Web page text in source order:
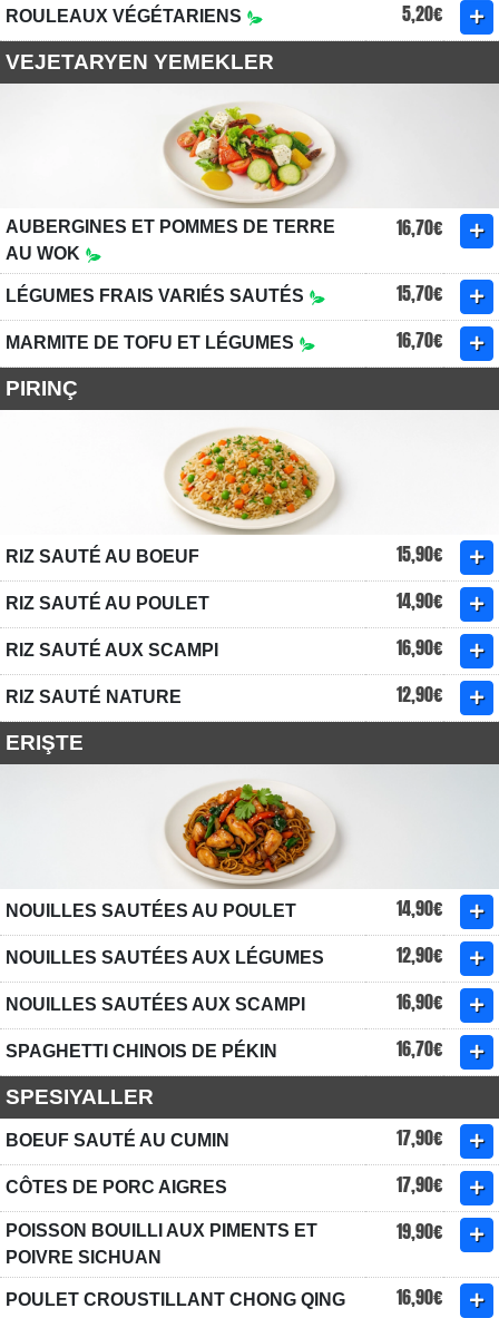
ROULEAUX VÉGÉTARIENS 5,20€
VEJETARYEN YEMEKLER
AUBERGINES ET POMMES DE TERRE
AU WOK
16,70€
LÉGUMES FRAIS VARIÉS SAUTÉS 15,70€
MARMITE DE TOFU ET LÉGUMES 16,70€
PIRINÇ
RIZ SAUTÉ AU BOEUF 15,90€
RIZ SAUTÉ AU POULET 14,90€
RIZ SAUTÉ AUX SCAMPI 16,90€
RIZ SAUTÉ NATURE 12,90€
ERIŞTE
NOUILLES SAUTÉES AU POULET 14,90€
NOUILLES SAUTÉES AUX LÉGUMES 12,90€
NOUILLES SAUTÉES AUX SCAMPI 16,90€
SPAGHETTI CHINOIS DE PÉKIN 16,70€
SPESIYALLER
BOEUF SAUTÉ AU CUMIN 17,90€
CÔTES DE PORC AIGRES 17,90€
POISSON BOUILLI AUX PIMENTS ET
POIVRE SICHUAN
19,90€
POULET CROUSTILLANT CHONG QING 16,90€